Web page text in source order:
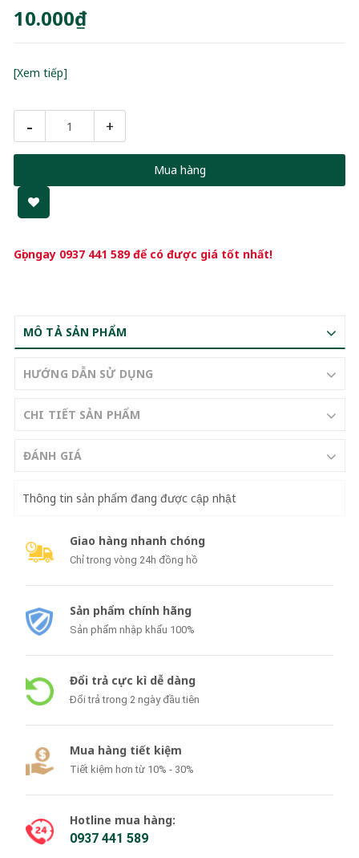
10.000₫
[Xem tiếp]
- +
Mua hàng
Gọi ngay 0937 441 589để có được giá tốt nhất!
MÔ TẢ SẢN PHẨM
HƯỚNG DẪN SỬ DỤNG
CHI TIẾT SẢN PHẨM
ĐÁNH GIÁ
Thông tin sản phẩm đang được cập nhật
Giao hàng nhanh chóng
Chỉ trong vòng 24h đồng hồ
Sản phẩm chính hãng
Sản phẩm nhập khẩu 100%
Đổi trả cực kì dễ dàng
Đổi trả trong 2 ngày đầu tiên
Mua hàng tiết kiệm
Tiết kiệm hơn từ 10% - 30%
Hotline mua hàng:
0937 441 589